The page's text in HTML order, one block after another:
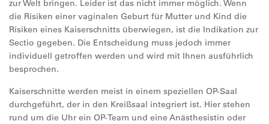
zur Welt bringen. Leider ist das nicht immer möglich. Wenn
die Risiken einer vaginalen Geburt für Mutter und Kind die
Risiken eines Kaiserschnitts überwiegen, ist die Indikation zur
Sectio gegeben. Die Entscheidung muss jedoch immer
individuell getroffen werden und wird mit Ihnen ausführlich
besprochen.
Kaiserschnitte werden meist in einem speziellen OP-Saal
durchgeführt, der in den Kreißsaal integriert ist. Hier stehen
rund um die Uhr ein OP-Team und eine Anästhesistin oder